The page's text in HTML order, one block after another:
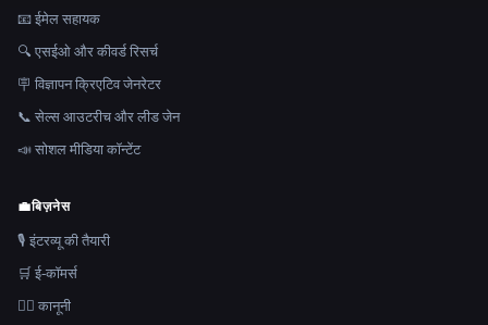
📧 ईमेल सहायक
🔍 एसईओ और कीवर्ड रिसर्च
🪧 विज्ञापन क्रिएटिव जेनरेटर
📞 सेल्स आउटरीच और लीड जेन
📣 सोशल मीडिया कॉन्टेंट
💼बिज़नेस
🎙️ इंटरव्यू की तैयारी
🛒 ई-कॉमर्स
👩‍⚖️ कानूनी